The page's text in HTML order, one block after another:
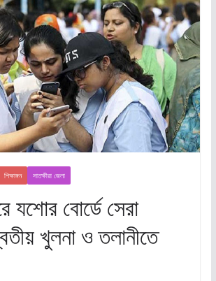
শিক্ষাঙ্গন সাতক্ষীরা জেলা
যশোর বোর্ডে সেরা
খুলনা ও তলানীতে